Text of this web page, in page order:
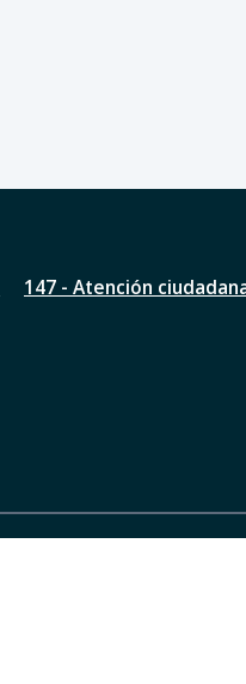
147 - Atención